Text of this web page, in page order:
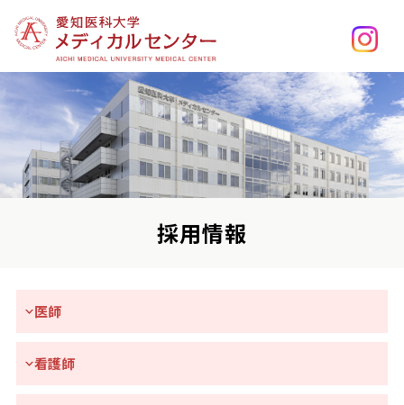
採用情報
医師
看護師